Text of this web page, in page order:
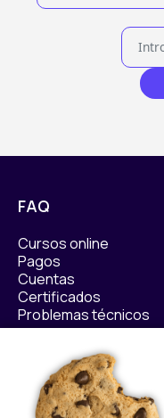
FAQ
Cursos online
Pagos
Cuentas
Certificados
Problemas técnicos
Políticas